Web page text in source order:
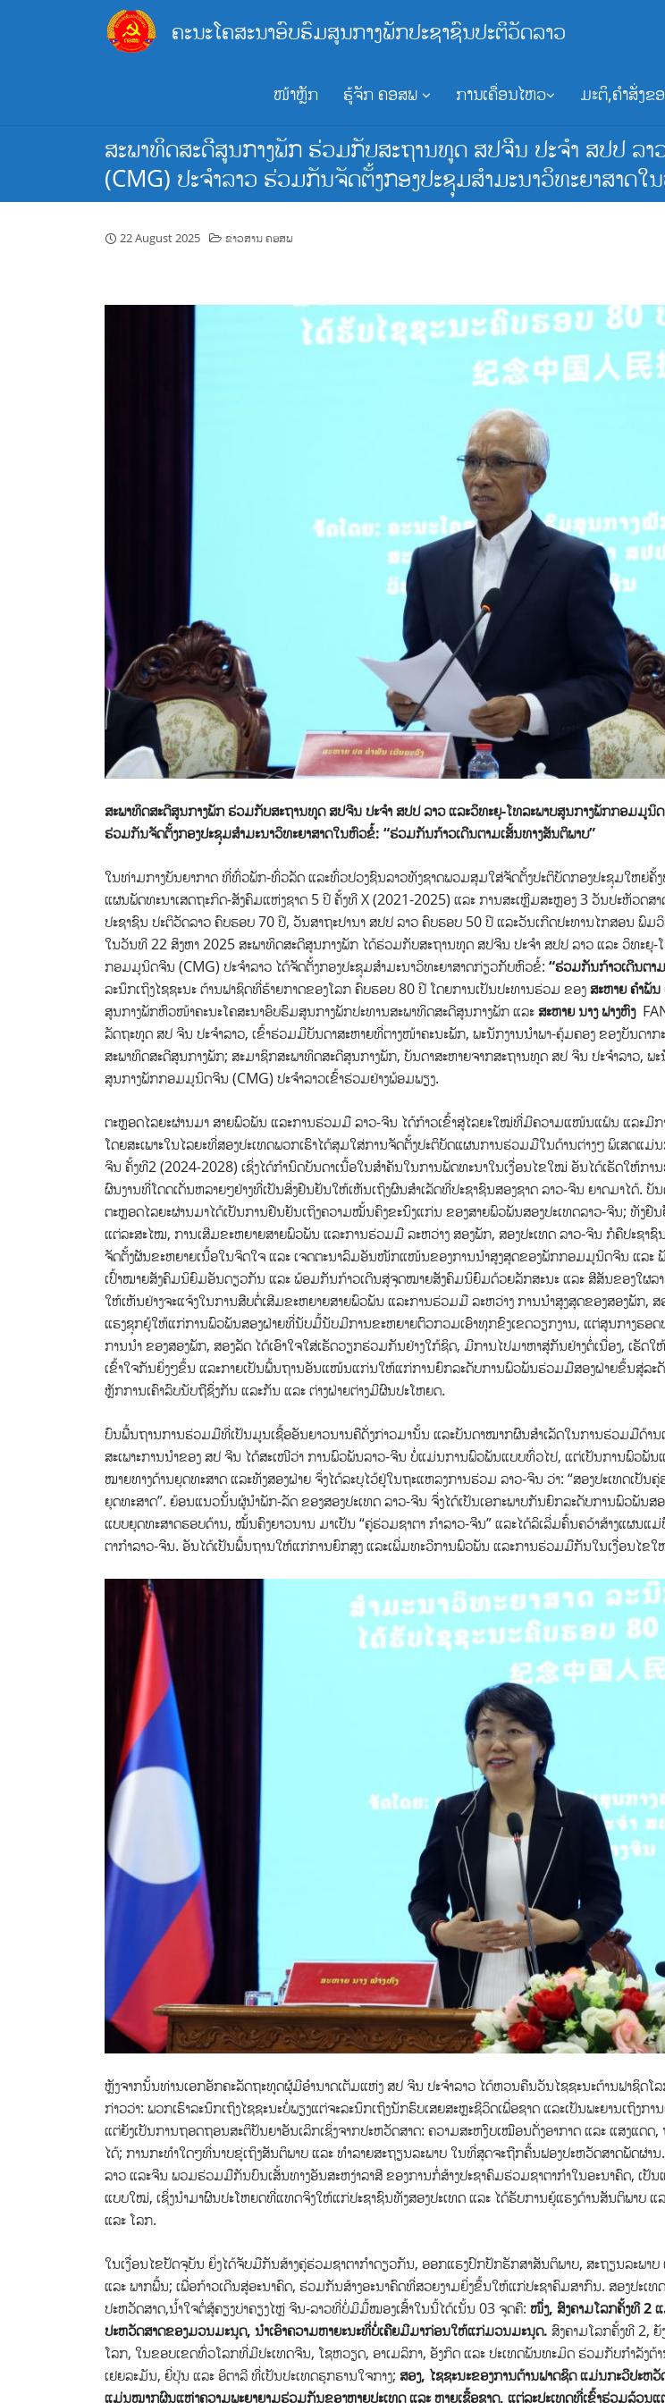
ຄະນະໂຄສະນາອົບຮົມສູນກາງພັກປະຊາຊົນປະຕິວັດລາວ
ໜ້າຫຼັກ ຮູ້ຈັກ ຄອສພ ການເຄື່ອນໄຫວ ມະຕິ,ຄຳສັ່ງຂ
ສະພາທິດສະດີສູນກາງພັກ ຮ່ວມກັບສະຖານທູດ ສປຈີນ ປະຈຳ ສປປ ລ
(CMG) ປະຈໍາລາວ ຮ່ວມກັນຈັດຕັ້ງກອງປະຊຸມສຳມະນາວິທະຍາສາດ
22 August 2025 ຂ່າວສານ ຄອສພ
ສະພາທິດສະດີສູນກາງພັກ ຮ່ວມກັບສະຖານທູດ ສປຈີນ ປະຈຳ ສປປ ລາວ ແລະວິທະຍຸ-ໂທລະພາບສູນກາງພັກກອມມູນິ
ຮ່ວມກັນຈັດຕັ້ງກອງປະຊຸມສຳມະນາວິທະຍາສາດໃນຫົວຂໍ້: “ຮ່ວມກັນກ້າວເດີນຕາມເສັ້ນທາງສັນຕິພາບ”
ໃນ​ທ່າມກາງ​ບັນຍາ​ກາດ​ ທີ່ທົ່ວ​ພັກ-ທົ່ວ​ລັດ ​ແລະທົ່ວ​ປວງຊົນ​ລາວ​ທັງ​ຊາດພວມສຸມໃສ່ຈັດຕັ້ງປະຕິບັດ​ກອງ​ປະຊຸມ​ໃຫຍ່​ຄັ້
ແຜນພັດທະນາເສດຖະກິດ-ສັງຄົມແຫ່ງຊາດ 5 ປີ ຄັ້ງທີ X (2021-2025) ແລະ ການສະເຫຼີມສະຫຼອງ 3 ວັນປະຫັວດສາ
ປະຊາຊົນ ປະຕິວັດລາວ ຄົບຮອບ 70 ປີ, ວັນສາຖະປານາ ສປປ ລາວ ຄົບຮອບ 50 ປີ ແລະວັນເກີດປະທານໄກສອນ ພົ
ໃນວັນທີ 22 ສິງຫາ 2025 ສະພາທິດສະດີສູນກາງພັກ ໄດ້ຮ່ວມກັບສະຖານທູດ ສປຈີນ ປະຈຳ ສປປ ລາວ ແລະ ວິທະຍຸ-
ກອມມູນິດຈີນ (CMG) ປະຈໍາລາວ ໄດ້ຈັດຕັ້ງກອງປະຊຸມສຳມະນາວິທະຍາສາດກ່ຽວກັບຫົວຂໍ້: “ຮ່ວມກັນກ້າວເດີນຕາມ
ລະນຶກເຖິງໄຊຊະນະ ຕ້ານຟາຊິດທີ່ຮ້າຍກາດຂອງໂລກ ຄົບຮອບ 80 ປີ ໂດຍການເປັນປະທານຮ່ວມ ຂອງສະຫາຍຄຳພັນ
ສູນກາງພັກຫົວໜ້າຄະນະໂຄສະນາອົບຮົມສູນກາງພັກປະທານສະພາທິດສະດີສູນກາງພັກ ແລະສະຫາຍ ນາງ ຟາງຫົງ
ລັດຖະທູດ ສປ ຈີນ ປະຈໍາລາວ, ເຂົ້າຮ່ວມມີບັນດາສະຫາຍທີ່ຕາງໜ້າຄະນະພັກ, ພະນັກງານນຳພາ-ຄຸ້ມຄອງ ຂອງບັນດາກ
ສະພາທິດສະດີສູນກາງພັກ; ສະມາຊິກສະພາທິດສະດີສູນກາງພັກ, ບັນດາສະຫາຍຈາກສະຖານທູດ ສປ ຈີນ ປະຈຳລາວ, ພ
ສູນກາງພັກກອມມູນິດຈີນ (CMG) ປະຈໍາລາວເຂົ້າຮ່ວມຢ່າງພ້ອມພຽງ.
ຕະຫຼອດໄລຍະຜ່ານມາ ສາຍພົວພັນ ແລະການຮ່ວມມື ລາວ-ຈີນ ໄດ້ກ້າວເຂົ້າສູ່ໄລຍະໃໝ່ທີ່ມີຄວາມແໜ້ນແຟ້ນ ແລະມີກ
ໂດຍສະເພາະໃນໄລຍະທີ່ສອງປະເທດພວກເຮົາໄດ້ສຸມໃສ່ການຈັດຕັ້ງປະຕິບັດແຜນການຮ່ວມມືໃນດ້ານຕ່າງໆ ພິເສດແມ່
ຈີນ ຄັ້ງທີ2 (2024-2028) ເຊິ່ງໄດ້ກຳນົດບັນດາເນື້ອໃນສຳຄັນໃນການພັດທະນາໃນເງື່ອນໄຂໃໝ່ ອັນໄດ້ເຮັດໃຫ້ກ
ຜົນງານທີ່ໂດດເດັ່ນຫລາຍໆຢ່າງທີ່ເປັນສິ່ງຢືນຢັນໃຫ້ເຫັນເຖິງຜົນສໍາເລັດທີ່ປະຊາຊົນສອງຊາດ ລາວ-ຈີນ ຍາດມາໄດ້. ບັ
ຕະຫຼອດໄລຍະຜ່ານມາໄດ້ເປັນການຢືນຢັນເຖິງຄວາມໝັ້ນຄົງຂະນົງແກ່ນ ຂອງສາຍພົວພັນສອງປະເທດລາວ-ຈີນ; ທັງຢືນ
ແຕ່ລະສະໄໝ, ການເສີມຂະຫຍາຍສາຍພົວພັນ ແລະການຮ່ວມມື ລະຫວ່າງ ສອງພັກ, ສອງປະເທດ ລາວ-ຈີນ ກໍຄືປະຊາ
ຈັດຕັ້ງຜັນຂະຫຍາຍເນື້ອໃນຈິດໃຈ ແລະ ເຈດຕະນາລົມອັນໜັກແໜ້ນຂອງການນຳສູງສຸດຂອງພັກກອມມູນິດຈີນ ແລະ
ເປົ້າໝາຍສັງຄົມນິຍົມອັນດຽວກັນ ແລະ ພ້ອມກັນກ້າວເດີນສູ່ຈຸດໝາຍສັງຄົມນິຍົມດ້ວຍລັກສະນະ ແລະ ສີສັນຂອງໃຜລ
ໃຫ້ເຫັນຢ່າງຈະແຈ້ງໃນການສືບຕໍ່ເສີມຂະຫຍາຍສາຍພົວພັນ ແລະການຮ່ວມມື ລະຫວ່າງ ການນຳສູງສຸດຂອງສອງພັກ, ສ
ແຮງຊຸກຍູ້ໃຫ້ແກ່ການພົວພັນສອງຝ່າຍທີ່ນັບມື້ນັບມີການຂະຫຍາຍຕົວກວມເອົາທຸກຂົງເຂດວຽກງານ, ແຕ່ສູນກາງຮອດ
ການນຳ ຂອງສອງພັກ, ສອງລັດ ໄດ້ເອົາໃຈໃສ່ເຮັດວຽກຮ່ວມກັນຢ່າງໃກ້ຊິດ, ມີການໄປມາຫາສູ່ກັນຢ່າງຕໍ່ເນື່ອງ, ເຮັດໃ
ເຂົ້າໃຈກັນຍິ່ງໆຂຶ້ນ ແລະກາຍເປັນພື້ນຖານອັນແໜ້ນແກ່ນໃຫ້ແກ່ການຍົກລະດັບການພົວພັນຮ່ວມມືສອງຝ່າຍຂຶ້ນສູ່ລ
ຫຼັກການເຄົາລົບນັບຖືຊຶ່ງກັນ ແລະກັນ ແລະ ຕ່າງຝ່າຍຕ່າງມີຜົນປະໂຫຍດ.
ບົນພື້ນຖານການຮ່ວມມືທີ່ເປັນມູນເຊື້ອອັນຍາວນານຄືດັ່ງກ່າວມານັ້ນ ແລະບັນດາໝາກຜົນສຳເລັດໃນການຮ່ວມມືດ້ານ
ສະເພາະການນໍາຂອງ ສປ ຈີນ ໄດ້ສະເໜີວ່າ ການພົວພັນລາວ-ຈີນ ບໍ່ແມ່ນການພົວພັນແບບທົ່ວໄປ, ແຕ່ເປັນການພົວພັ
ໝາຍທາງດ້ານຍຸດທະສາດ ແລະທັງສອງຝ່າຍ ຈຶ່ງໄດ້ລະບຸໄວ້ຢູ່ໃນຖະແຫລງການຮ່ວມ ລາວ-ຈີນ ວ່າ: “ສອງປະເທດເປັ
ຍຸດທະສາດ”. ຍ້ອນແນວນັ້ນຜູ້ນໍາພັກ-ລັດ ຂອງສອງປະເທດ ລາວ-ຈີນ ຈຶ່ງໄດ້ເປັນເອກະພາບກັນຍົກລະດັບການພົວພັນ
ແບບຍຸດທະສາດຮອບດ້ານ, ໝັ້ນຄົງຍາວນານ ມາເປັນ “ຄູ່ຮ່ວມຊາຕາ ກຳລາວ-ຈີນ” ແລະໄດ້ລິເລີ່ມຄົ້ນຄວ້າສ້າງແຜນແ
ຕາກໍາລາວ-ຈີນ. ອັນໄດ້ເປັນພື້ນຖານໃຫ້ແກ່ການຍົກສູງ ແລະເພີ່ມທະວີການພົວພັນ ແລະການຮ່ວມມືກັນໃນເງື່ອນໄຂ
ຫຼັງຈາກນັ້ນທ່ານເອກອັກຄະລັດຖະທູດຜູ້ມີອຳນາດເຕັມແຫ່ງ ສປ ຈີນ ປະຈຳລາວ ໄດ້ຫວນຄືນວັນໄຊຊະນະຕ້ານຟາຊິດໂ
ກ່າວວ່າ: ພວກເຮົາລະນຶກເຖິງໄຊຊະນະບໍ່ພຽງແຕ່ຈະລະນຶກເຖິງນັກຮົບເສຍສະຫຼະຊີວິດເພື່ອຊາດ ແລະເປັນພະຍານເຖິງກາ
ແຕ່ຍັງເປັນການຖອດຖອນສະຕິປັນຍາອັນເລິກເຊິ່ງຈາກປະຫວັດສາດ: ຄວາມສະຫງົບເໝືອນດັ່ງອາກາດ ແລະ ແສງແດ
ໄດ້; ການກະທຳໃດໆທີ່ນາບຂູ່ເຖິງສັນຕິພາບ ແລະ ທຳລາຍສະຖຽນລະພາບ ໃນທີ່ສຸດຈະຖືກຄື້ນຟອງປະຫວັດສາດພັດຜ່າ
ລາວ ແລະຈີນ ພວມຮ່ວມມືກັນບົນເສັ້ນທາງອັນສະຫງ່າລາສີ ຂອງການກໍ່ສ້າງປະຊາຄົມຮ່ວມຊາຕາກຳໃນອະນາຄົດ, ເປັ
ແບບໃໝ່, ເຊິ່ງນຳມາຜົນປະໂຫຍດທີ່ແທດຈິງໃຫ້ແກ່ປະຊາຊົນທັງສອງປະເທດ ແລະ ໄດ້ຮັບການຍູ້ແຮງດ້ານສັນຕິພາບ ແ
ແລະ ໂລກ.
ໃນເງື່ອນໄຂປັດຈຸບັນ ຍິ່ງໄດ້ຈັບມືກັນສ້າງຄູ່ຮ່ວມຊາຕາກໍາດຽວກັນ, ອອກແຮງປົກປັກຮັກສາສັນຕິພາບ, ສະຖຽນລະພາບ
ແລະ ພາກພື້ນ; ເພື່ອກ້າວເດີນສູ່ອະນາຄົດ, ຮ່ວມກັນສ້າງອະນາຄົດທີ່ສວຍງາມຍິ່ງຂຶ້ນໃຫ້ແກ່ປະຊາຄົມສາກົນ. ສອງປະເ
ປະຫວັດສາດ,ນໍ້າໃຈຕໍ່ສູ້ຄຽງບ່າຄຽງໄຫຼ່ ຈີນ-ລາວທີ່ບໍ່ມີມື້ໝອງເສົ້າໃນນີ້ໄດ້ເນັ້ນ 03 ຈຸດຄື: ໜຶ່ງ, ສົງຄາມໂລກຄັ້ງທີ 2
ປະຫວັດສາດຂອງມວນມະນຸດ, ນໍາເອົາຄວາມຫາຍະນະທີ່ບໍ່ເຄີີຍມີມາກ່ອນໃຫ້ແກ່ມວນມະນຸດ. ສົງຄາມໂລກຄັ້ງທີ 2,
ໂລກ, ໃນຂອບເຂດທົ່ວໂລກທີ່ມີປະເທດຈີນ, ໂຊຫວຽດ, ອາເມລິກາ, ອັງກິດ ແລະ ປະເທດພັນທະມິດ ຮ່ວມກັບກຳລັງຕ້
ເຢຍລະມັນ, ຍີ່ປຸ່ນ ແລະ ອິຕາລີ ທີ່ເປັນປະເທດຮຸກຮານໃຈກາງ; ສອງ, ໄຊຊະນະຂອງການຕ້ານຟາດຊິດ ແມ່ນກະວີປະຫ
ແມ່ນໝາກຜົນແຫ່ງຄວາມພະຍາຍາມຮ່ວມກັນຂອງຫຼາຍປະເທດ ແລະ ຫຼາຍເຊື້ອຊາດ, ແຕ່ລະປະເທດທີ່ເຂົ້າຮ່ວມລ້ວນແ